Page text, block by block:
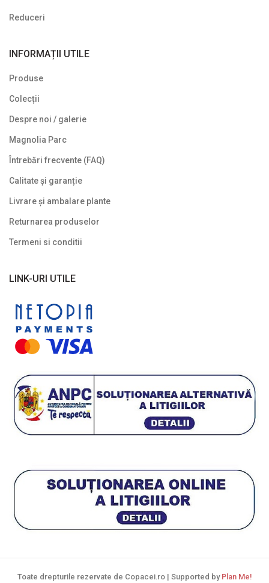
Reduceri
INFORMAȚII UTILE
Produse
Colecții
Despre noi / galerie
Magnolia Parc
Întrebări frecvente (FAQ)
Calitate și garanție
Livrare și ambalare plante
Returnarea produselor
Termeni si conditii
LINK-URI UTILE
Toate drepturile rezervate de Copacei.ro | Supported by Plan Me!